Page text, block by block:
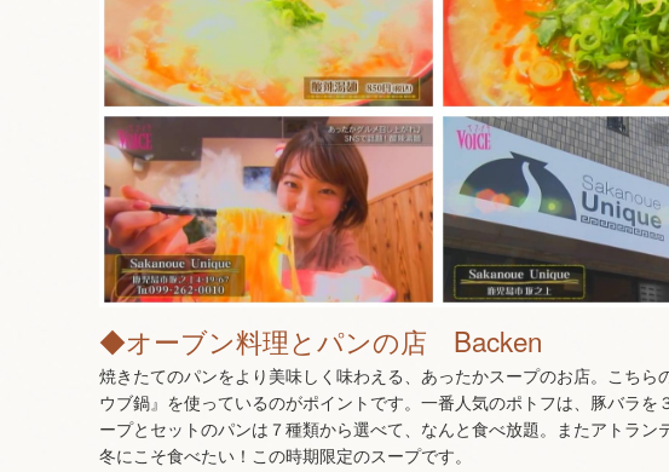
◆オーブン料理とパンの店 Backen
焼きたてのパンをより美味しく味わえる、あったかスープのお店。こち
ウブ鍋』を使っているのがポイントです。一番人気のポトフは、豚バラ
ープとセットのパンは７種類から選べて、なんと食べ放題。またアトラ
冬にこそ食べたい！この時期限定のスープです。